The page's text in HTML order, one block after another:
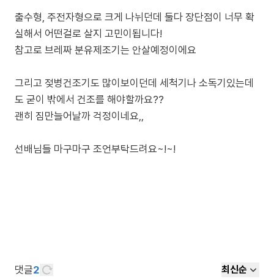
출수형, 주전자형으로 크게 나뉘던데 둘다 장단점이 너무 확
실해서 어떤걸로 살지 고민이됩니다!
참고로 브레짜 분유제조기는 안살예정이에요
그리고 젖병건조기도 많이보이던데 세척기나 소독기있는데
도 굳이 밖에서 건조를 해야할까요??
괜히 짐만늘어날까 걱정이네요,,
선배님들 마구마구 조언부탁드려요~!~!
댓글2 최신순